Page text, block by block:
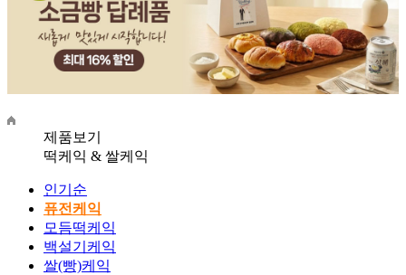
제품보기
떡케익 & 쌀케익
인기순
퓨전케익
모듬떡케익
백설기케익
쌀(빵)케익